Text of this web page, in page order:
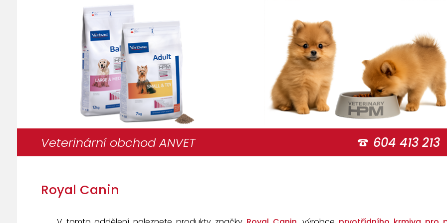
Veterinární obchod ANVET 604 413 213
Royal Canin